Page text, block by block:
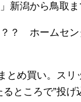
新潟から鳥取
？ ホームセン
とめ買い。ス
ところで”投げ